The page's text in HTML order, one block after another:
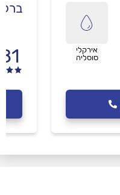
אירקלי
סוסליה
ברק